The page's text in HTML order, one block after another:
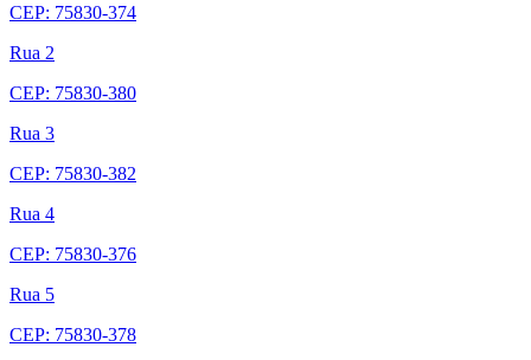
CEP: 75830-374
Rua 2
CEP: 75830-380
Rua 3
CEP: 75830-382
Rua 4
CEP: 75830-376
Rua 5
CEP: 75830-378